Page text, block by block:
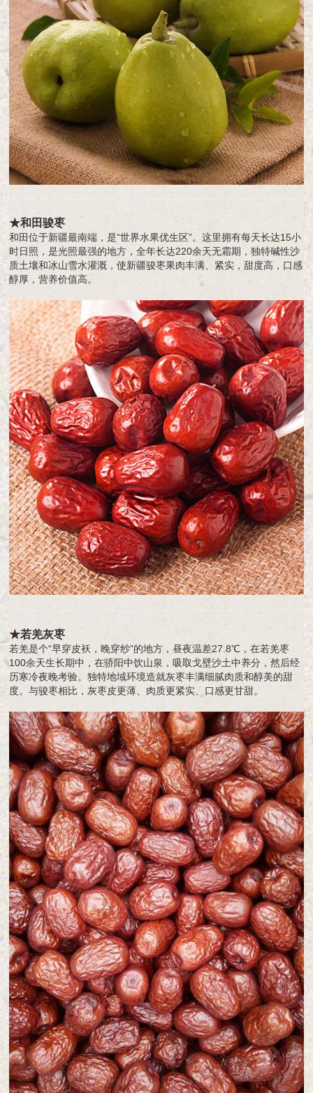
★和田骏枣
和田位于新疆最南端，是“世界水果优生区”。这里拥有每天长达15小
时日照，是光照最强的地方，全年长达220余天无霜期，独特碱性沙
质土壤和冰山雪水灌溉，使新疆骏枣果肉丰满、紧实，甜度高，口感
醇厚，营养价值高。
★若羌灰枣
若羌是个“早穿皮袄，晚穿纱”的地方，昼夜温差27.8℃，在若羌枣
100余天生长期中，在骄阳中饮山泉，吸取戈壁沙土中养分，然后经
历寒冷夜晚考验。独特地域环境造就灰枣丰满细腻肉质和醇美的甜
度。与骏枣相比，灰枣皮更薄、肉质更紧实、口感更甘甜。